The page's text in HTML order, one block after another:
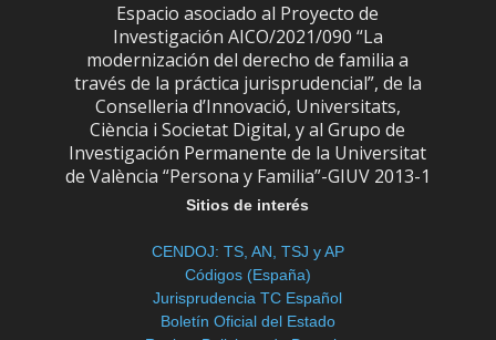
Espacio asociado al Proyecto de
Investigación AICO/2021/090 “La
modernización del derecho de familia a
través de la práctica jurisprudencial”, de la
Conselleria d’Innovació, Universitats,
Ciència i Societat Digital, y al Grupo de
Investigación Permanente de la Universitat
de València “Persona y Familia”-GIUV 2013-1
Sitios de interés
CENDOJ: TS, AN, TSJ y AP
Códigos (España)
Jurisprudencia TC Español
Boletín Oficial del Estado